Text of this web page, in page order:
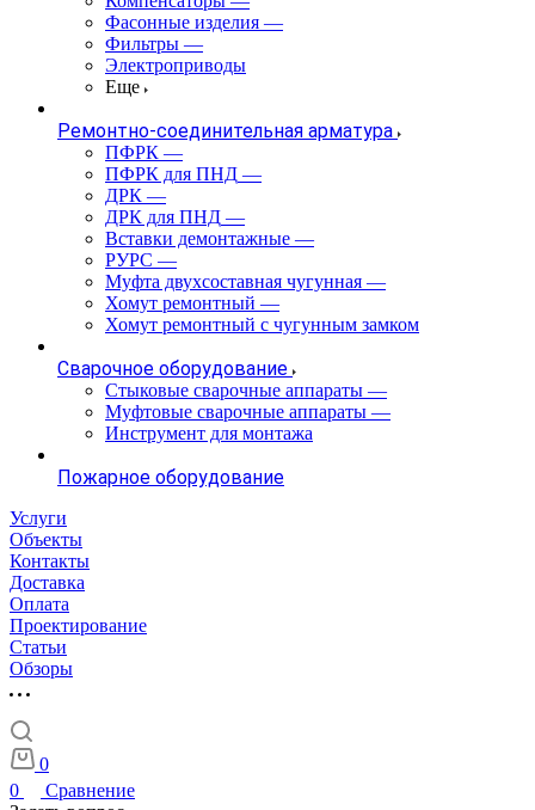
Фасонные изделия —
Фильтры —
Электроприводы
Еще
Ремонтно-соединительная арматура
ПФРК —
ПФРК для ПНД —
ДРК —
ДРК для ПНД —
Вставки демонтажные —
РУРС —
Муфта двухсоставная чугунная —
Хомут ремонтный —
Хомут ремонтный с чугунным замком
Сварочное оборудование
Стыковые сварочные аппараты —
Муфтовые сварочные аппараты —
Инструмент для монтажа
Пожарное оборудование
Услуги
Объекты
Контакты
Доставка
Оплата
Проектирование
Статьи
Обзоры
0
0
Сравнение